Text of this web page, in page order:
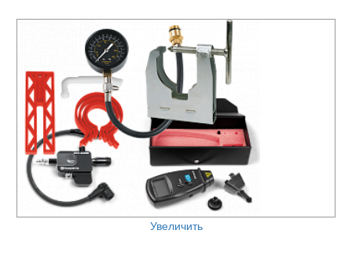
Увеличить